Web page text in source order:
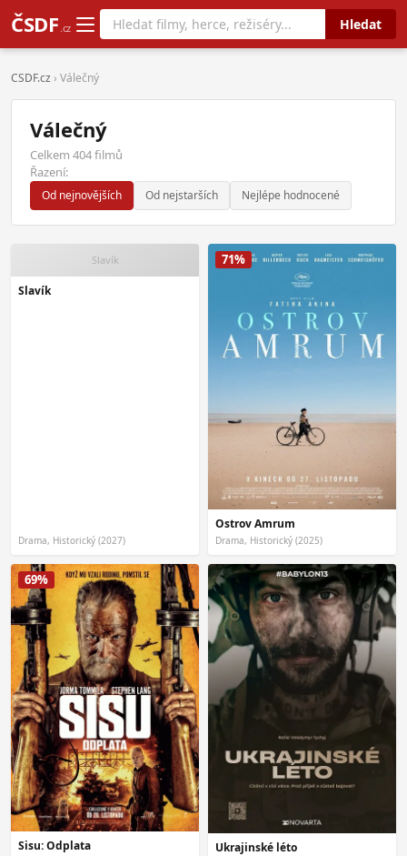
ČSDF .cz Hledat
CSDF.cz › Válečný
Válečný
Celkem 404 filmů
Řazení:
Od nejnovějších Od nejstarších Nejlépe hodnocené
Slavík
Slavík
Drama, Historický (2027)
71%
Ostrov Amrum
Drama, Historický (2025)
69%
Sisu: Odplata Ukrajinské léto